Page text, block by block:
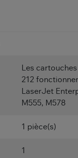
Les
212
LaserJet
M555, M578
1 pièce(s)
1